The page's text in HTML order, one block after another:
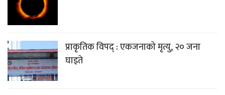
प्राकृतिक विपद् : एकजनाको मृत्यु, २० जना
घाइते